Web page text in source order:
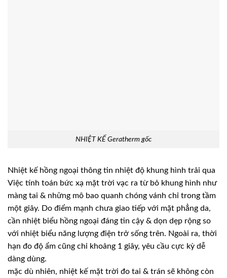
NHIỆT KẾ Geratherm gốc
Nhiệt kế hồng ngoại thông tin nhiệt độ khung hình trải qua
Việc tính toán bức xạ mặt trời vạc ra từ bỏ khung hình như
màng tai & những mô bao quanh chóng vánh chỉ trong tầm
một giây. Do điểm mạnh chưa giao tiếp với mặt phẳng da,
cần nhiệt biểu hồng ngoại đáng tin cậy & dọn dẹp rộng so
với nhiệt biểu năng lượng điện trở sống trên. Ngoài ra, thời
hạn đo độ ẩm cũng chỉ khoảng 1 giây, yêu cầu cực kỳ dễ
dàng dùng.
mặc dù nhiên, nhiệt kế mặt trời đo tai & trán sẽ không còn